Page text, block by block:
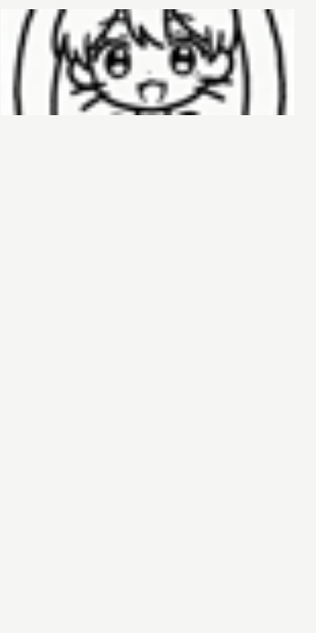
哈基榜
搜索
创建模板